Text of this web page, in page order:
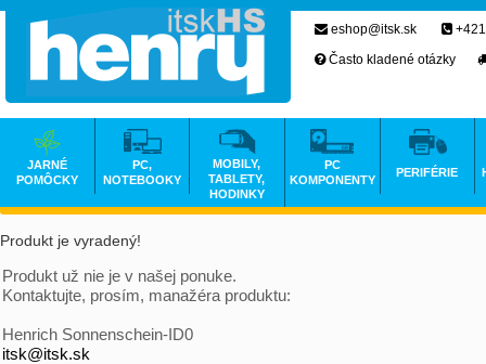
Produkt je vyradený!
Produkt už nie je v našej ponuke.
Kontaktujte, prosím, manažéra produktu:
Henrich Sonnenschein-ID0
itsk@itsk.sk
eshop@itsk.sk
Často kladené otázky
JARNÉ
POMÔCKY
PC,
NOTEBOOKY
MOBILY,
TABLETY,
HODINKY
PC
KOMPONENTY
PERIFÉRIE